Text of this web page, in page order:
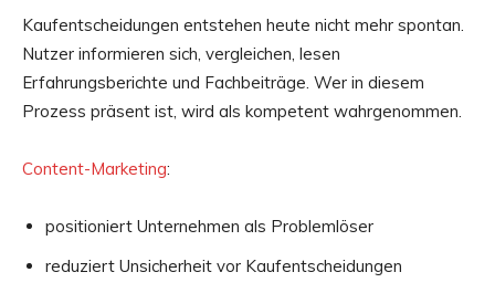
Kaufentscheidungen entstehen heute nicht mehr spontan.
Nutzer informieren sich, vergleichen, lesen
Erfahrungsberichte und Fachbeiträge. Wer in diesem
Prozess präsent ist, wird als kompetent wahrgenommen.
Content-Marketing:
positioniert Unternehmen als Problemlöser
reduziert Unsicherheit vor Kaufentscheidungen